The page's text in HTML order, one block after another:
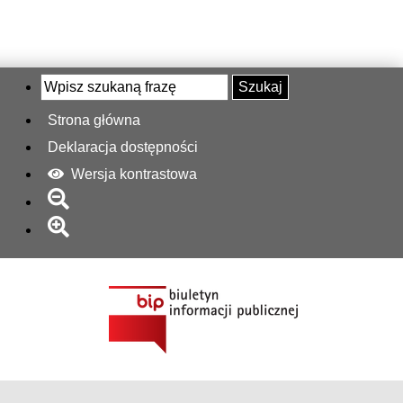
Szukaj
Strona główna
Deklaracja dostępności
Wersja kontrastowa